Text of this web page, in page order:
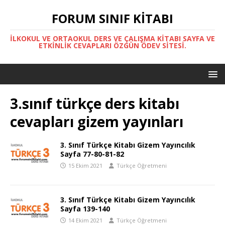
FORUM SINIF KITABI
İLKOKUL VE ORTAOKUL DERS VE ÇALIŞMA KITABI SAYFA VE
ETKINLIK CEVAPLARI ÖZGÜN ÖDEV SITESI.
3.sınıf türkçe ders kitabı
cevapları gizem yayınları
3. Sınıf Türkçe Kitabı Gizem Yayıncılık
Sayfa 77-80-81-82
15 Ekim 2021 Türkçe Öğretmeni
3. Sınıf Türkçe Kitabı Gizem Yayıncılık
Sayfa 139-140
14 Ekim 2021 Türkçe Öğretmeni